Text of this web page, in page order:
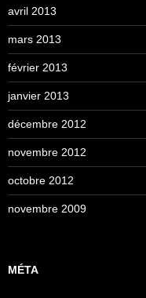
avril 2013
mars 2013
février 2013
janvier 2013
décembre 2012
novembre 2012
octobre 2012
novembre 2009
MÉTA